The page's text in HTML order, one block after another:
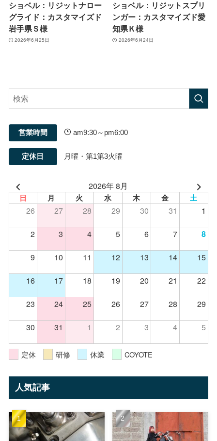
ショベル：リジットナロー
グライド：カスタマイズド
岩手県Ｓ様
2026年6月25日
ショベル：リジットスプリ
ンガー：カスタマイズド愛
知県Ｋ様
2026年6月24日
営業時間 am9:30～pm6:00
定休日 月曜・第1第3火曜
2026年 8月
日 月 火 水 木 金 土
26 27 28 29 30 31
1
2
3 4 5 6 7 8
9 10 11 12 13 14
15
16
17 18 19 20 21
22
23
24 25 26 27 28
29
30
31 1 2 3 4 5
定休 研修 休業 COYOTE
人気記事